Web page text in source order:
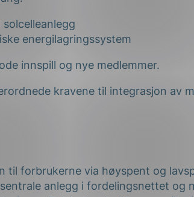
energilagringssystem
innspill og nye medlemmer.
kravene til integrasjon av
til forbrukerne via høyspent og
anlegg i fordelingsnettet og